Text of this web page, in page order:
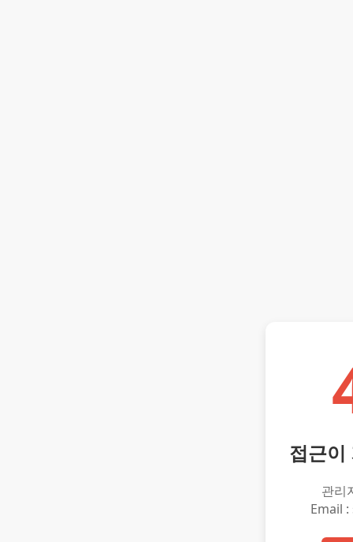
접근이
관리
Email